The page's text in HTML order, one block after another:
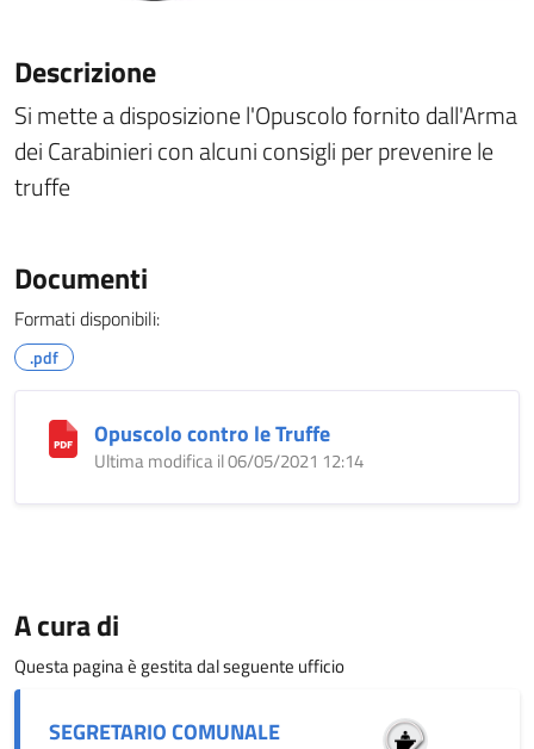
Descrizione
Si mette a disposizione l'Opuscolo fornito dall'Arma
dei Carabinieri con alcuni consigli per prevenire le
truffe
Documenti
Formati disponibili:
.pdf
Opuscolo contro le Truffe
Ultima modifica il 06/05/2021 12:14
A cura di
Questa pagina è gestita dal seguente ufficio
SEGRETARIO COMUNALE